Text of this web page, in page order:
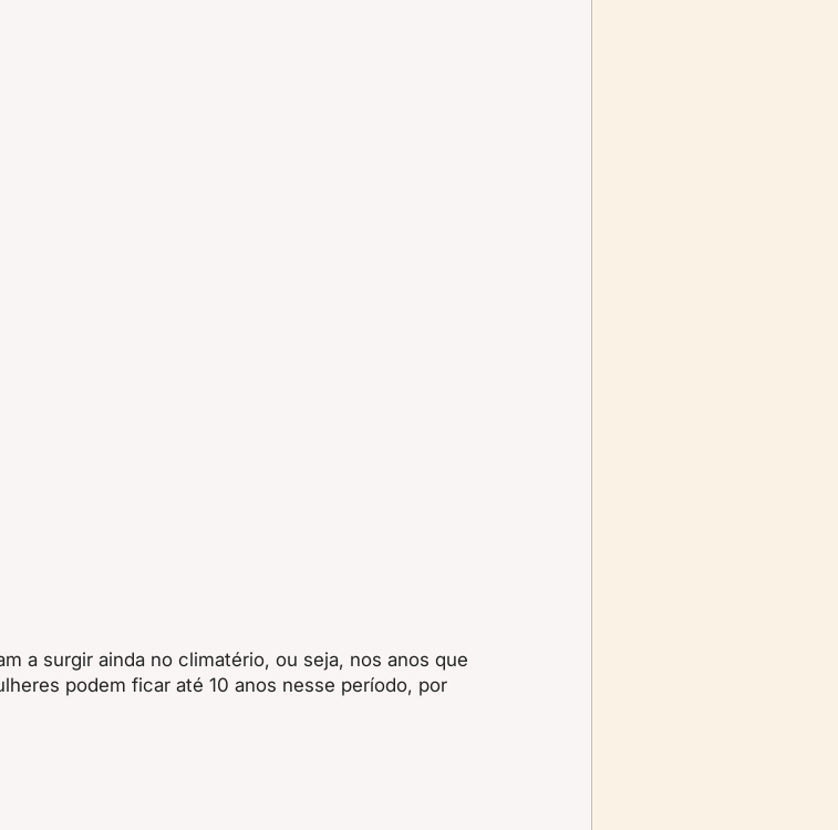
a surgir ainda no climatério, ou seja, nos anos que
podem ficar até 10 anos nesse período, por